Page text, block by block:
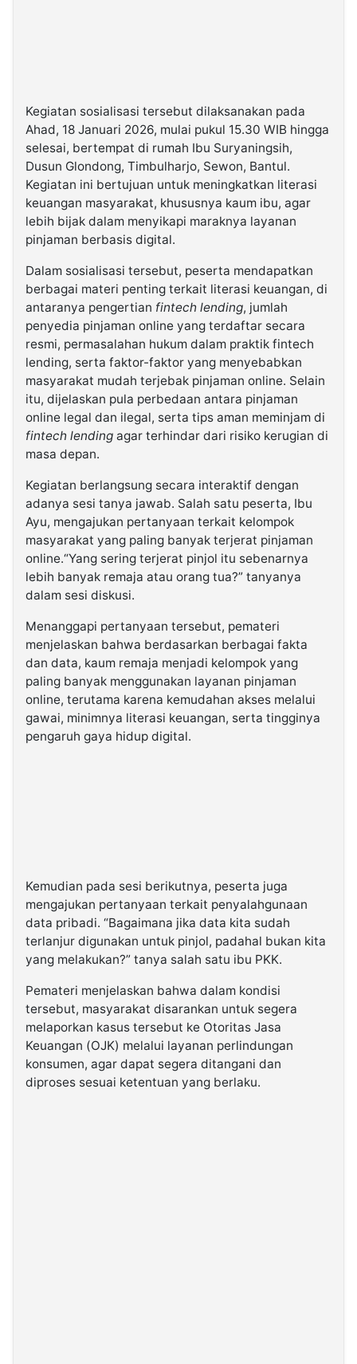
Kegiatan sosialisasi tersebut dilaksanakan pada
Ahad, 18 Januari 2026, mulai pukul 15.30 WIB hingga
selesai, bertempat di rumah Ibu Suryaningsih,
Dusun Glondong, Timbulharjo, Sewon, Bantul.
Kegiatan ini bertujuan untuk meningkatkan literasi
keuangan masyarakat, khususnya kaum ibu, agar
lebih bijak dalam menyikapi maraknya layanan
pinjaman berbasis digital.
Dalam sosialisasi tersebut, peserta mendapatkan
berbagai materi penting terkait literasi keuangan, di
antaranya pengertian fintech lending, jumlah
penyedia pinjaman online yang terdaftar secara
resmi, permasalahan hukum dalam praktik fintech
lending, serta faktor-faktor yang menyebabkan
masyarakat mudah terjebak pinjaman online. Selain
itu, dijelaskan pula perbedaan antara pinjaman
online legal dan ilegal, serta tips aman meminjam di
fintech lending agar terhindar dari risiko kerugian di
masa depan.
Kegiatan berlangsung secara interaktif dengan
adanya sesi tanya jawab. Salah satu peserta, Ibu
Ayu, mengajukan pertanyaan terkait kelompok
masyarakat yang paling banyak terjerat pinjaman
online.“Yang sering terjerat pinjol itu sebenarnya
lebih banyak remaja atau orang tua?” tanyanya
dalam sesi diskusi.
Menanggapi pertanyaan tersebut, pemateri
menjelaskan bahwa berdasarkan berbagai fakta
dan data, kaum remaja menjadi kelompok yang
paling banyak menggunakan layanan pinjaman
online, terutama karena kemudahan akses melalui
gawai, minimnya literasi keuangan, serta tingginya
pengaruh gaya hidup digital.
Kemudian pada sesi berikutnya, peserta juga
mengajukan pertanyaan terkait penyalahgunaan
data pribadi. “Bagaimana jika data kita sudah
terlanjur digunakan untuk pinjol, padahal bukan kita
yang melakukan?” tanya salah satu ibu PKK.
Pemateri menjelaskan bahwa dalam kondisi
tersebut, masyarakat disarankan untuk segera
melaporkan kasus tersebut ke Otoritas Jasa
Keuangan (OJK) melalui layanan perlindungan
konsumen, agar dapat segera ditangani dan
diproses sesuai ketentuan yang berlaku.